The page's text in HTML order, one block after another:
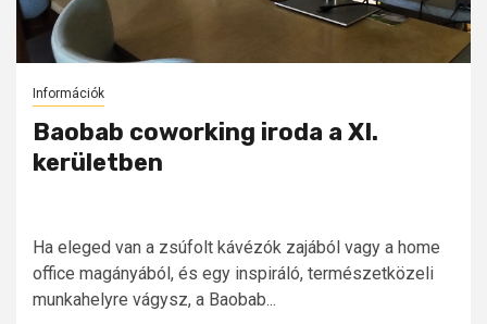
Információk
Baobab coworking iroda a XI.
kerületben
Ha eleged van a zsúfolt kávézók zajából vagy a home
office magányából, és egy inspiráló, természetközeli
munkahelyre vágysz, a Baobab...